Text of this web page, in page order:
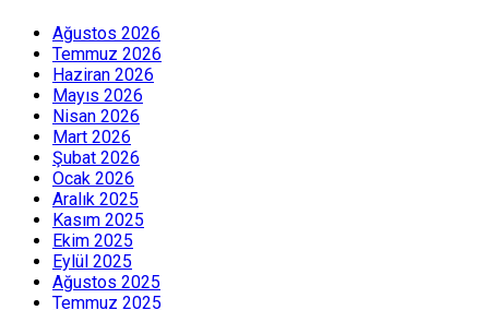
Ağustos 2026
Temmuz 2026
Haziran 2026
Mayıs 2026
Nisan 2026
Mart 2026
Şubat 2026
Ocak 2026
Aralık 2025
Kasım 2025
Ekim 2025
Eylül 2025
Ağustos 2025
Temmuz 2025